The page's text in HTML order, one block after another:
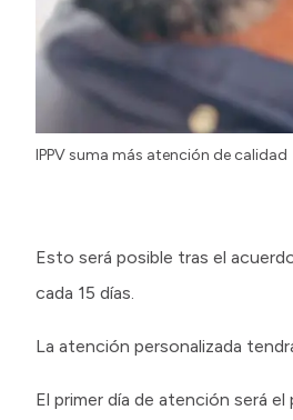
IPPV suma más atención de calidad
Esto será posible tras el
cada 15 días.
La atención personalizada
El primer día de atención será